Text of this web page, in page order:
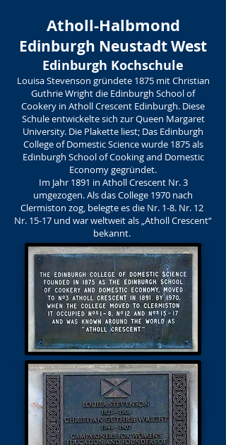
Atholl-Halbmond
Edinburgh Neustadt West
Edinburgh Kochschule
Louisa Stevenson gründete 1875 mit Christian
Guthrie Wright die Edinburgh School of
Cookery in Atholl Crescent Edinburgh. Diese
Schule entwickelte sich zur Queen Margaret
University. Die Plakette liest; Das Edinburgh
College of Domestic Science wurde 1875 als
Edinburgh School of Cooking and Domestic
Economy gegründet.
Im Jahr 1891 in Atholl Crescent Nr. 3
umgezogen. Als das College 1970 nach
Clermiston zog, belegte es die Nr. 1-8. Nr. 12
Nr. 15-17 und war weltweit als „Atholl Crescent“
bekannt.